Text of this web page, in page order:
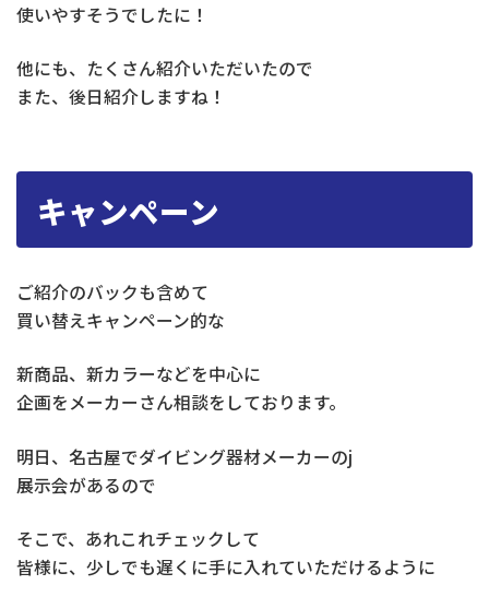
使いやすそうでしたに！
他にも、たくさん紹介いただいたので
また、後日紹介しますね！
キャンペーン
ご紹介のバックも含めて
買い替えキャンペーン的な
新商品、新カラーなどを中心に
企画をメーカーさん相談をしております。
明日、名古屋でダイビング器材メーカーのj
展示会があるので
そこで、あれこれチェックして
皆様に、少しでも遅くに手に入れていただけるように